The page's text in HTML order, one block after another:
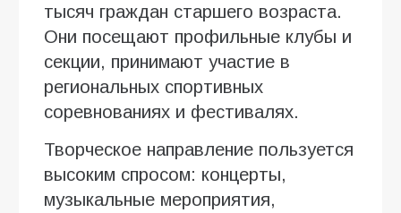
тысяч граждан старшего возраста.
Они посещают профильные клубы и
секции, принимают участие в
региональных спортивных
соревнованиях и фестивалях.
Творческое направление пользуется
высоким спросом: концерты,
музыкальные мероприятия,